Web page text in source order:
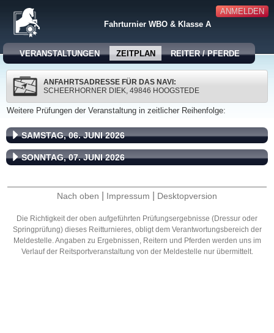
ANMELDEN
Fahrturnier WBO & Klasse A
VERANSTALTUNGEN ZEITPLAN REITER / PFERDE
ANFAHRTSADRESSE FÜR DAS NAVI:
SCHEERHORNER DIEK, 49846 HOOGSTEDE
Weitere Prüfungen der Veranstaltung in zeitlicher Reihenfolge:
SAMSTAG, 06. JUNI 2026
SONNTAG, 07. JUNI 2026
Nach oben Impressum Desktopversion
Die Richtigkeit der oben aufgeführten Prüfungsergebnisse (Dressur oder
Springprüfung) dieses Reitturnieres, obligt dem Verantwortungsbereich der
Meldestelle. Angaben zu Ergebnissen, Reitern und Pferden werden uns im
Verlauf der Reitsportveranstaltung von der Meldestelle nur übermittelt.